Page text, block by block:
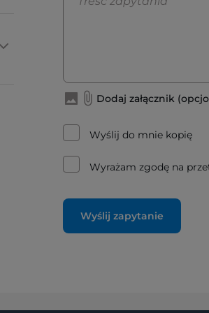
Dodaj załącznik
Wyślij do mnie kopię
Wyrażam zgodę na
Wyślij zapytanie